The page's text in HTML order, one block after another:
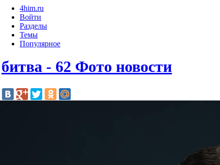
4him.ru
Войти
Разделы
Темы
Популярное
битва - 62 Фото новости